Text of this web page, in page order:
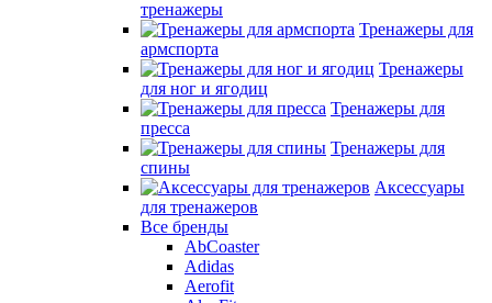
тренажеры
Тренажеры для
армспорта
Тренажеры
для ног и ягодиц
Тренажеры для
пресса
Тренажеры для
спины
Аксессуары
для тренажеров
Все бренды
AbCoaster
Adidas
Aerofit